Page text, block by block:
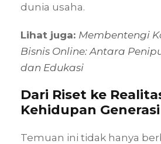
dunia usaha.
Lihat juga: Membentengi
Bisnis Online: Antara
dan Edukasi
Dari Riset ke
Kehidupan
Temuan ini tidak hanya